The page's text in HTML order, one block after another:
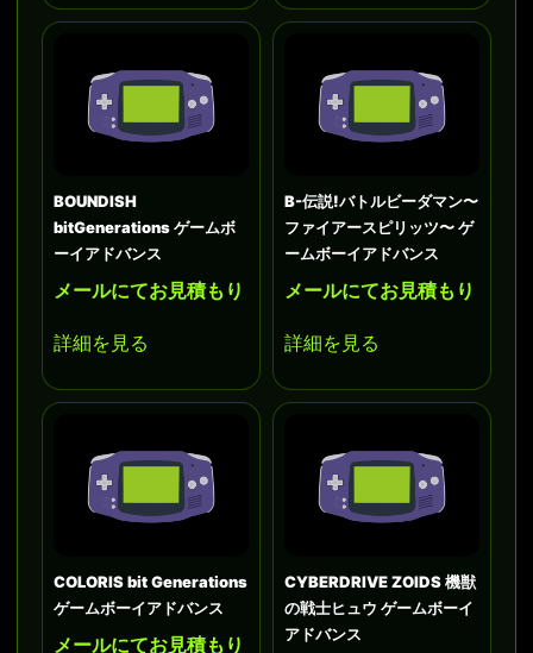
BOUNDISH
bitGenerations ゲームボ
ーイアドバンス
メールにてお見積もり
詳細を見る
B-伝説!バトルビーダマン〜
ファイアースピリッツ〜 ゲ
ームボーイアドバンス
メールにてお見積もり
詳細を見る
COLORIS bit Generations
ゲームボーイアドバンス
メールにてお見積もり
CYBERDRIVE ZOIDS 機獣
の戦士ヒュウ ゲームボーイ
アドバンス